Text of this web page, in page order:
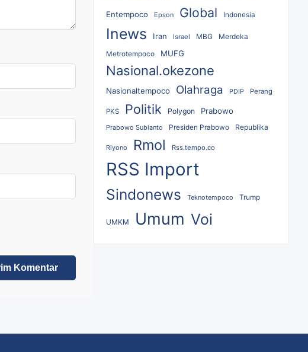
Entempoco Epson Global Indonesia
Inews Iran Israel MBG Merdeka
Metrotempoco MUFG
Nasional.okezone
Nasionaltempoco Olahraga PDIP Perang
PKS Politik Polygon Prabowo
Prabowo Subianto Presiden Prabowo Republika
Riyono Rmol Rss.tempo.co
RSS Import
Sindonews Teknotempoco Trump
UMKM Umum Voi